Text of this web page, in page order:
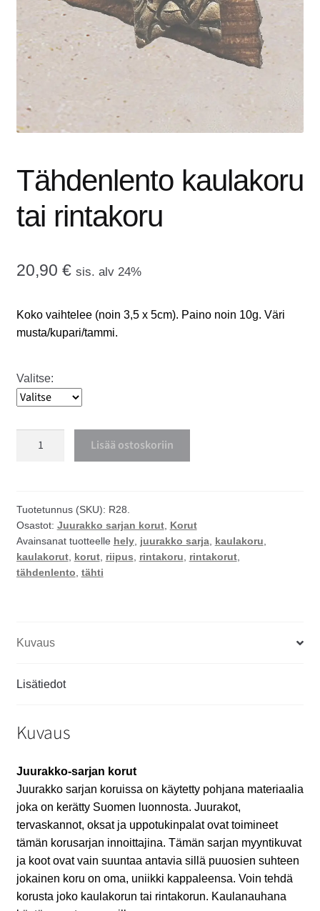
tason
valikko
OTA YHTEYTTÄ
GALLERIA
OSTOSKORI
Laajenna
valikko
Tähdenlento kaulakoru
tai rintakoru
20,90 € sis. alv 24%
Koko vaihtelee (noin 3,5 x 5cm). Paino noin 10g. Väri
musta/kupari/tammi.
Valitse:
määrä
Lisää ostoskoriin
Tuotetunnus (SKU): R28.
Osastot: Juurakko sarjan korut, Korut
Avainsanat tuotteelle hely, juurakko sarja, kaulakoru,
kaulakorut, korut, riipus, rintakoru, rintakorut,
tähdenlento, tähti
Kuvaus
Lisätiedot
Kuvaus
Juurakko-sarjan korut
Juurakko sarjan koruissa on käytetty pohjana materiaalia
joka on kerätty Suomen luonnosta. Juurakot,
tervaskannot, oksat ja uppotukinpalat ovat toimineet
tämän korusarjan innoittajina. Tämän sarjan myyntikuvat
ja koot ovat vain suuntaa antavia sillä puuosien suhteen
jokainen koru on oma, uniikki kappaleensa. Voin tehdä
korusta joko kaulakorun tai rintakorun. Kaulanauhana